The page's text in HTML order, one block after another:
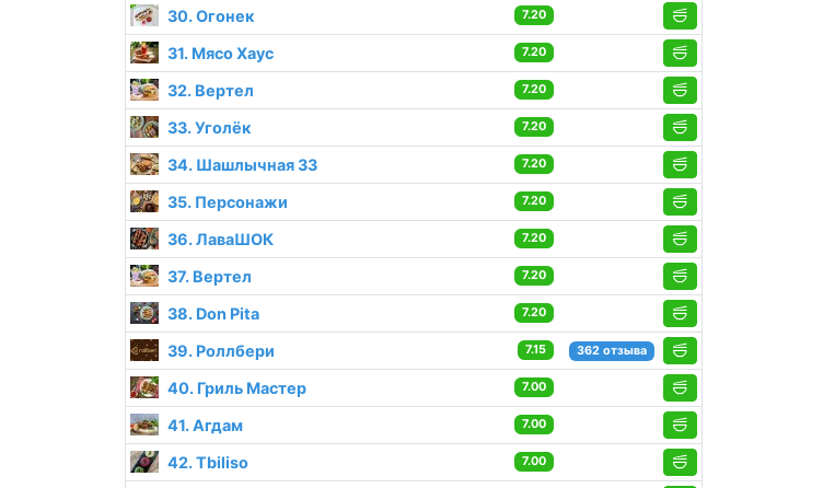
30. Огонек 7.20
31. Мясо Хаус 7.20
32. Вертел 7.20
33. Уголёк 7.20
34. Шашлычная 33 7.20
35. Персонажи 7.20
36. ЛаваШОК 7.20
37. Вертел 7.20
38. Don Pita 7.20
39. Роллбери 7.15 362 отзыва
40. Гриль Мастер 7.00
41. Агдам 7.00
42. Tbiliso 7.00